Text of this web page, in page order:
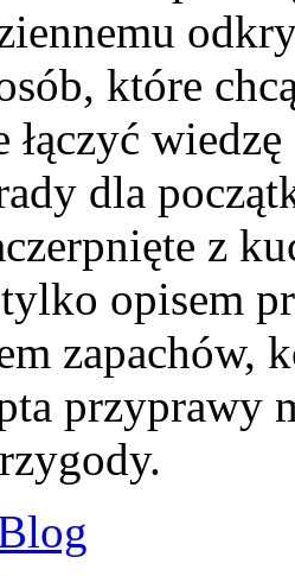
które
łączyć
dla
z
opisem
przyprawy